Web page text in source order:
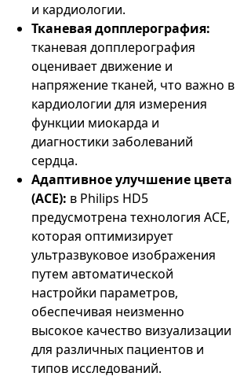
и кардиологии.
Тканевая допплерография:
тканевая допплерография
оценивает движение и
напряжение тканей, что важно в
кардиологии для измерения
функции миокарда и
диагностики заболеваний
сердца.
Адаптивное улучшение цвета
(ACE): в Philips HD5
предусмотрена технология ACE,
которая оптимизирует
ультразвуковое изображения
путем автоматической
настройки параметров,
обеспечивая неизменно
высокое качество визуализации
для различных пациентов и
типов исследований.